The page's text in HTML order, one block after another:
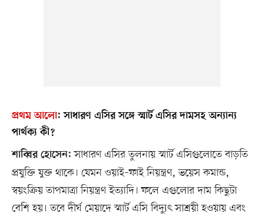
প্রথম আলো:সাধারণ এসির সঙ্গে স্মার্ট এসির দামসহ অন্যান্য
পার্থক্য কী?
শাব্বির হোসেন: সাধারণ এসির তুলনায় স্মার্ট এসিগুলোতে বাড়তি
প্রযুক্তি যুক্ত থাকে। যেমন ওয়াই–ফাই নিয়ন্ত্রণ, ভয়েস কমান্ড,
স্বয়ংক্রিয় তাপমাত্রা নিয়ন্ত্রণ ইত্যাদি। ফলে এগুলোর দাম কিছুটা
বেশি হয়। তবে দীর্ঘ মেয়াদে স্মার্ট এসি বিদ্যুৎ সাশ্রয়ী হওয়ায় এবং